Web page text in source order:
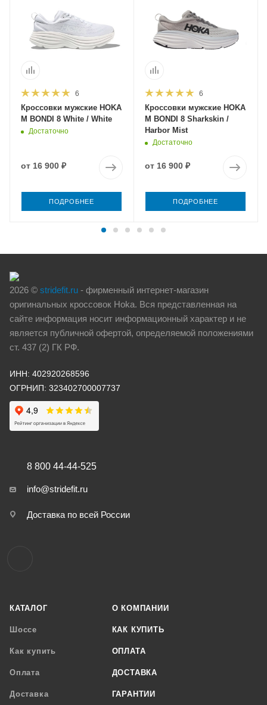
6
Кроссовки мужские HOKA
M BONDI 8 White / White
Достаточно
от 16 900 ₽
ПОДРОБНЕЕ
6
Кроссовки мужские HOKA
M BONDI 8 Sharkskin /
Harbor Mist
Достаточно
от 16 900 ₽
ПОДРОБНЕЕ
2026 © stridefit.ru - фирменный интернет-магазин
оригинальных кроссовок Hoka. Вся представленная на
сайте информация носит информационный характер и не
является публичной офертой, определяемой положениями
ст. 437 (2) ГК РФ.
ИНН: 402920268596
ОГРНИП: 323402700007737
КАТАЛОГ
Шоссе
Как купить
Оплата
Доставка
О КОМПАНИИ
КАК КУПИТЬ
ОПЛАТА
ДОСТАВКА
ГАРАНТИИ
8 800 44-44-525
info@stridefit.ru
Доставка по всей России